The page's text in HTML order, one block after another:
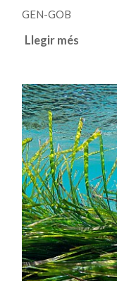
GEN-GOB
Llegir més